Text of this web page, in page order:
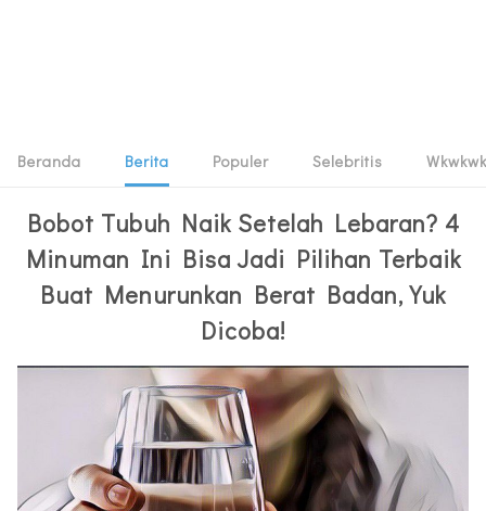
Beranda Berita Populer Selebritis Wkwkwk
Bobot Tubuh Naik Setelah Lebaran? 4
Minuman Ini Bisa Jadi Pilihan Terbaik
Buat Menurunkan Berat Badan, Yuk
Dicoba!